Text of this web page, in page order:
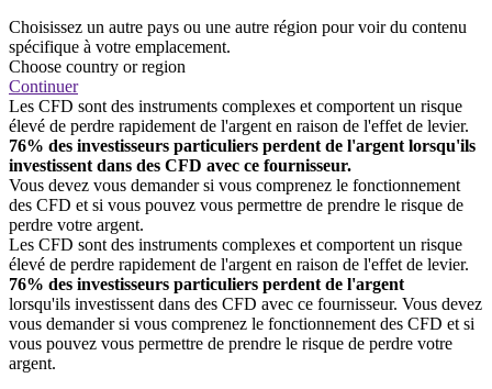
Choisissez un autre pays ou une autre région pour voir du contenu
spécifique à votre emplacement.
Choose country or region
Continuer
Les CFD sont des instruments complexes et comportent un risque
élevé de perdre rapidement de l'argent en raison de l'effet de levier.
76% des investisseurs particuliers perdent de l'argent lorsqu'ils
investissent dans des CFD avec ce fournisseur.
Vous devez vous demander si vous comprenez le fonctionnement
des CFD et si vous pouvez vous permettre de prendre le risque de
perdre votre argent.
Les CFD sont des instruments complexes et comportent un risque
élevé de perdre rapidement de l'argent en raison de l'effet de levier.
76% des investisseurs particuliers perdent de l'argent
lorsqu'ils investissent dans des CFD avec ce fournisseur. Vous devez
vous demander si vous comprenez le fonctionnement des CFD et si
vous pouvez vous permettre de prendre le risque de perdre votre
argent.